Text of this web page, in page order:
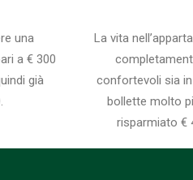
una
a € 300
già
La vita
confortevoli sia
bollette molto
risparmiato €